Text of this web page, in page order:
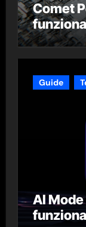
Comet
funziona
Guide
AI Mode
funziona